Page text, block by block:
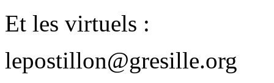
Et les virtuels :
lepostillon@gresille.org